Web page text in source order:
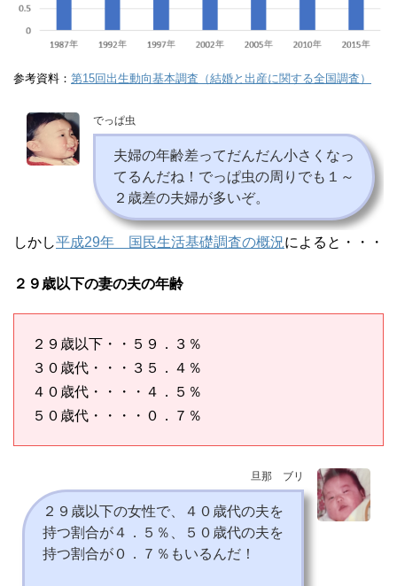
参考資料： 第15回出生動向基本調査（結婚と出産に関する全国調査）
でっぱ虫
夫婦の年齢差ってだんだん小さくなっ
てるんだね！でっぱ虫の周りでも１～
２歳差の夫婦が多いぞ。
しかし平成29年 国民生活基礎調査の概況によると・・・
２９歳以下の妻の夫の年齢
２９歳以下・・５９．３％
３０歳代・・・３５．４％
４０歳代・・・・４．５％
５０歳代・・・・０．７％
旦那 ブリ
２９歳以下の女性で、４０歳代の夫を
持つ割合が４．５％、５０歳代の夫を
持つ割合が０．７％もいるんだ！